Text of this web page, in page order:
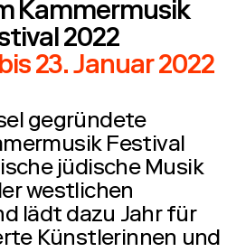
Kammermusik
2022
23. Januar 2022
gegründete
Festival
jüdische Musik
westlichen
lädt dazu Jahr für
Künstlerinnen und